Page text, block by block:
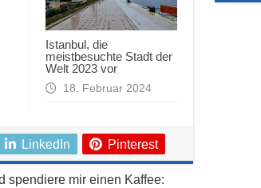
Istanbul, die
meistbesuchte Stadt der
Welt 2023 vor
18. Februar 2024
LinkedIn Pinterest
spendiere mir einen Kaffee: